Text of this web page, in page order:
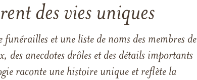
des vies uniques
et une liste de noms des membres de
des anecdotes drôles et des détails importants
raconte une histoire unique et reflète la